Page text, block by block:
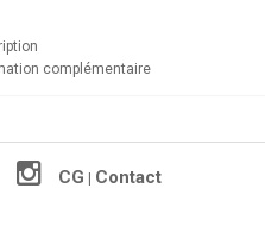
complémentaire
CG Contact